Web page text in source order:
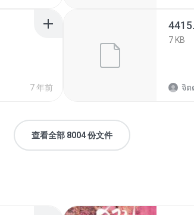
7 年前
7 KB
จิต
查看全部 8004 份文件